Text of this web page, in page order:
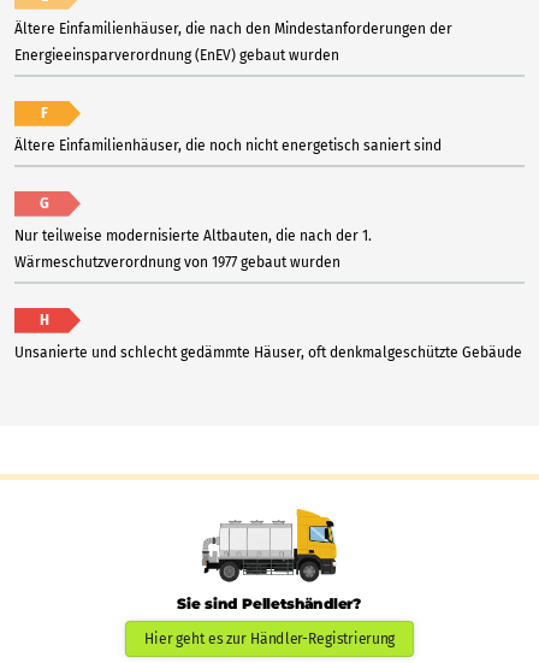
Ältere Einfamilienhäuser, die nach den Mindestanforderungen der
Energieeinsparverordnung (EnEV) gebaut wurden
F
Ältere Einfamilienhäuser, die noch nicht energetisch saniert sind
G
Nur teilweise modernisierte Altbauten, die nach der 1.
Wärmeschutzverordnung von 1977 gebaut wurden
H
Unsanierte und schlecht gedämmte Häuser, oft denkmalgeschützte Gebäude
Sie sind Pelletshändler?
Hier geht es zur Händler-Registrierung